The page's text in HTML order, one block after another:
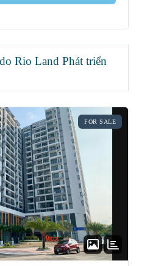
Rio Land Phát triển
FOR SALE